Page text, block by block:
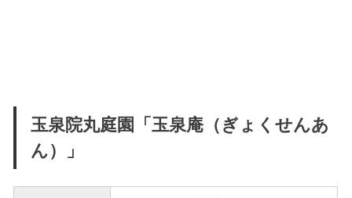
玉泉院丸庭園「玉泉庵（ぎょくせんあ
ん）」